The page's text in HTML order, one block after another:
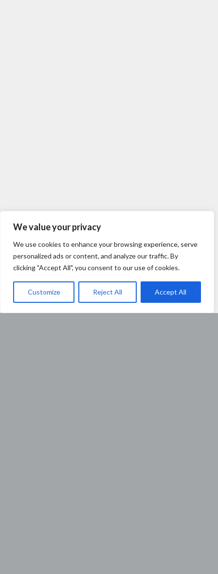
We value your privacy
We use cookies to enhance your browsing experience, serve
personalized ads or content, and analyze our traffic. By
clicking "Accept All", you consent to our use of cookies.
Customize Reject All Accept All